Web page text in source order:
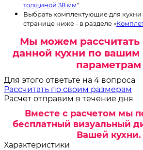
толщиной 38 мм".
Выбрать комплектующие для
странице ниже - в разделе «
Мы можем рассчитать
данной кухни по вашим
параметрам
Для этого ответьте на 4 вопроса
Рассчитать по своим размерам
Расчет отправим в течение дня
Вместе с расчетом мы
бесплатный визуальный
Вашей кухни.
Характеристики